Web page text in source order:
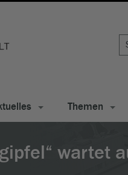
Themen
wartet